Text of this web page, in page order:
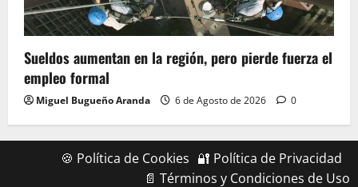
Sueldos aumentan en la región, pero pierde fuerza el
empleo formal
Miguel Bugueño Aranda 6 de Agosto de 2026 0
🍪 Política de Cookies 🔐 Política de Privacidad
📄 Términos y Condiciones de Uso